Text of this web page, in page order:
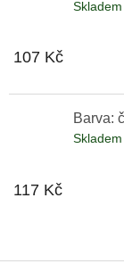
Skladem
107 Kč
Barva:
Skladem
117 Kč